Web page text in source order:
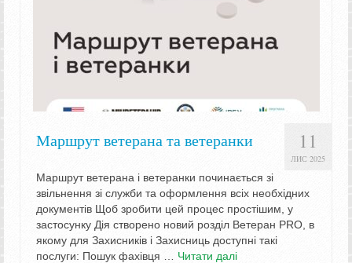
11
ЛИС 2025
Маршрут ветерана та ветеранки
Маршрут ветерана і ветеранки починається зі
звільнення зі служби та оформлення всіх необхідних
документів Щоб зробити цей процес простішим, у
застосунку Дія створено новий розділ Ветеран PRO, в
якому для Захисників і Захисниць доступні такі
послуги: Пошук фахівця … Читати далі